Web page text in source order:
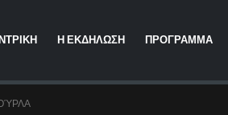
Η ΕΚΔΗΛΩΣΗ ΠΡΟΓΡΑΜΜΑ